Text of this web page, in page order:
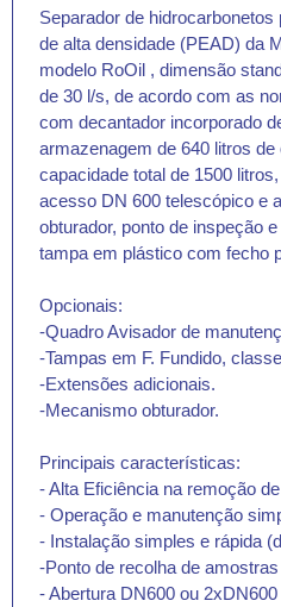
Separador de
de alta densidade (PEAD) da
modelo RoOil , dimensão
de 30 l/s, de acordo com as
com decantador incorporado
armazenagem de 640 litros
capacidade total de 1500
acesso DN 600 telescópico e
obturador, ponto de inspeção
tampa em plástico com fecho
Opcionais:
-Quadro Avisador de
-Tampas em F. Fundido,
-Extensões adicionais.
-Mecanismo obturador.
Principais características:
- Alta Eficiência na remoção
- Operação e manutenção
- Instalação simples e rápida
-Ponto de recolha de
- Abertura DN600 ou 2xDN600